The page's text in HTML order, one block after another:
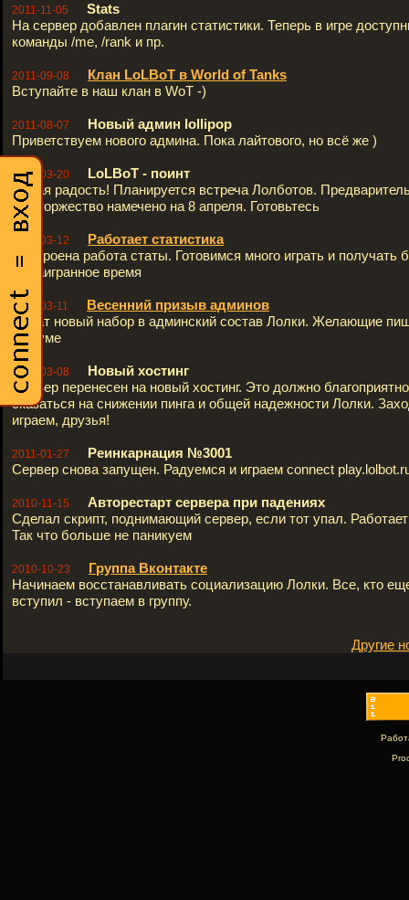
2011-11-05
Stats
На сервер добавлен плагин статистики. Теперь в игре
команды /me, /rank и пр.
2011-09-08
Клан LoLBoT в World of Tanks
Вступайте в наш клан в WoT -)
2011-08-07
Новый админ lollipop
Приветствуем нового админа. Пока лайтового, но всё же )
2011-03-20
LoLBoT - поинт
Новая радость! Планируется встреча Лолботов.
сие торжество намечено на 8 апреля. Готовьтесь
2011-03-12
Работает статистика
Настроена работа статы. Готовимся много играть и получать
за наигранное время
2011-03-11
Весенний призыв админов
Начат новый набор в админский состав Лолки. Желающие
форуме
2011-03-08
Новый хостинг
Сервер перенесен на новый хостинг. Это должно благоприятно
сказаться на снижении пинга и общей надежности Лолки.
играем, друзья!
2011-01-27
Реинкарнация №3001
Сервер снова запущен. Радуемся и играем connect
2010-11-15
Авторестарт сервера при падениях
Сделал скрипт, поднимающий сервер, если тот упал.
Так что больше не паникуем
2010-10-23
Группа Вконтакте
Начинаем восстанавливать социализацию Лолки. Все, кто
вступил - вступаем в группу.
Другие